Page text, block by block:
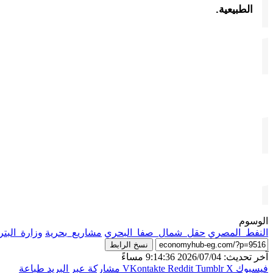
الطبيعية.
الوسوم
النفط_المصري حقل_شمال_صفا_البحري مشاريع_بحرية
نسخ الرابط
آخر تحديث: 2026/07/04 9:14:36 مساءً
فيسبوك ‫X مشاركة عبر البريد طباعة